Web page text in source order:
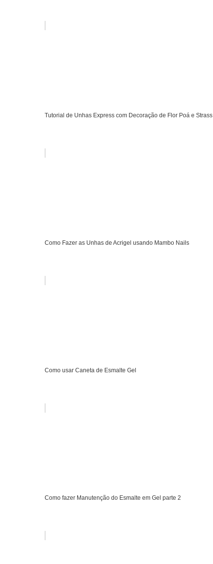
Tutorial de Unhas Express com Decoração de Flor Poá e Strass
Como Fazer as Unhas de Acrigel usando Mambo Nails
Como usar Caneta de Esmalte Gel
Como fazer Manutenção do Esmalte em Gel parte 2